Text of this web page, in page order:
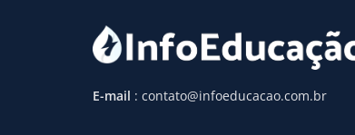
E-mail : contato@infoeducacao.com.br